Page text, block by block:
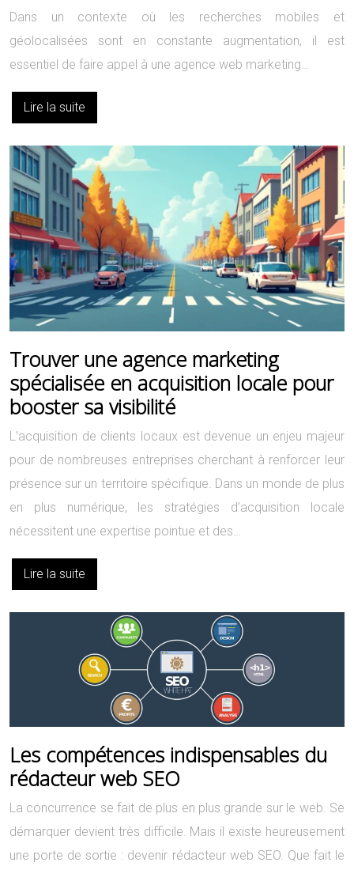
Dans un contexte où les recherches mobiles et
géolocalisées sont en constante augmentation, il est
essentiel de faire appel à une agence web marketing…
Lire la suite
Trouver une agence marketing
spécialisée en acquisition locale pour
booster sa visibilité
L’acquisition de clients locaux est devenue un enjeu majeur
pour de nombreuses entreprises cherchant à renforcer leur
présence sur un territoire spécifique. Dans un monde de plus
en plus numérique, les stratégies d’acquisition locale
nécessitent une expertise pointue et des…
Lire la suite
Les compétences indispensables du
rédacteur web SEO
La concurrence se fait de plus en plus grande sur le web. Se
démarquer devient très difficile. Mais il existe heureusement
une porte de sortie : devenir rédacteur web SEO. Que fait le